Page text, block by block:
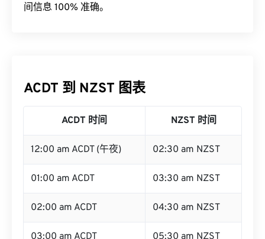
间信息 100% 准确。
ACDT 到 NZST 图表
ACDT 时间 NZST 时间
12:00 am ACDT (午夜) 02:30 am NZST
01:00 am ACDT 03:30 am NZST
02:00 am ACDT 04:30 am NZST
03:00 am ACDT 05:30 am NZST